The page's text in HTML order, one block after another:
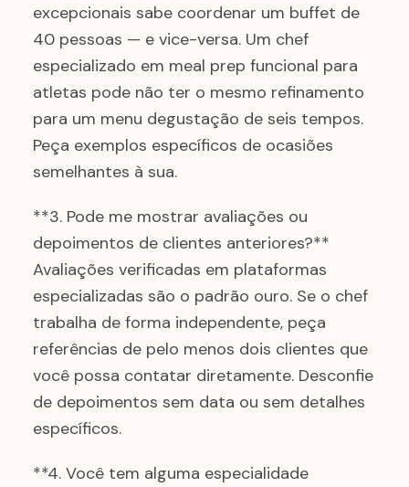
excepcionais sabe coordenar um buffet de
40 pessoas — e vice-versa. Um chef
especializado em meal prep funcional para
atletas pode não ter o mesmo refinamento
para um menu degustação de seis tempos.
Peça exemplos específicos de ocasiões
semelhantes à sua.
**3. Pode me mostrar avaliações ou
depoimentos de clientes anteriores?**
Avaliações verificadas em plataformas
especializadas são o padrão ouro. Se o chef
trabalha de forma independente, peça
referências de pelo menos dois clientes que
você possa contatar diretamente. Desconfie
de depoimentos sem data ou sem detalhes
específicos.
**4. Você tem alguma especialidade